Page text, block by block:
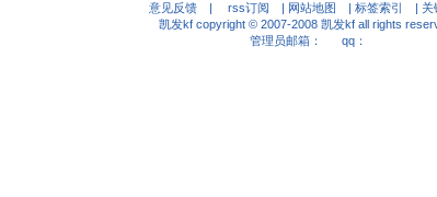
意见反馈 | rss订阅 | 网站地图 | 标签索引 | 关
凯发kf copyright © 2007-2008 凯发kf all rights
管理员邮箱： qq：